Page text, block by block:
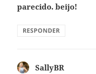
parecido. beijo!
RESPONDER
SallyBR